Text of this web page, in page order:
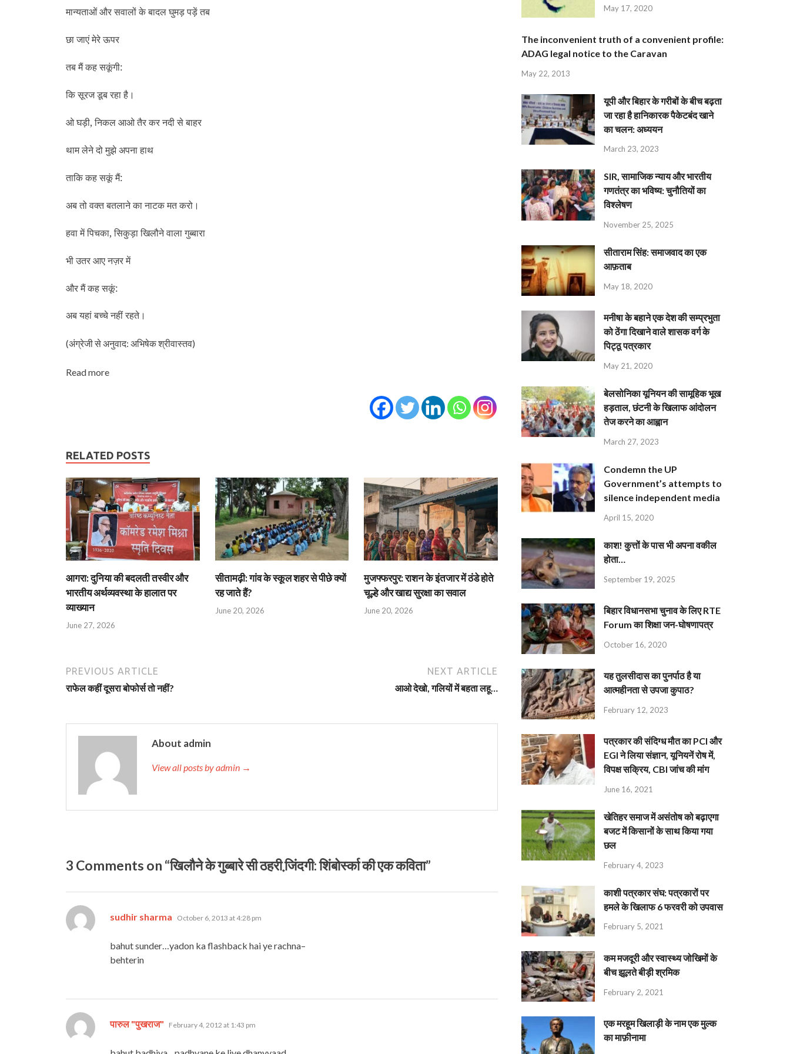
मान्‍यताओं और सवालों के बादल घुमड़ पड़ें तब
छा जाएं मेरे ऊपर
तब मैं कह सकूंगी:
कि सूरज डूब रहा है।
ओ घड़ी, निकल आओ तैर कर नदी से बाहर
थाम लेने दो मुझे अपना हाथ
ताकि कह सकूं मैं:
अब तो वक्‍त बतलाने का नाटक मत करो।
हवा में पिचका, सिकुड़ा खिलौने वाला गुब्‍बारा
भी उतर आए नज़र में
और मैं कह सकूं:
अब यहां बच्‍चे नहीं रहते।
(अंग्रेजी से अनुवाद: अभिषेक श्रीवास्‍तव)
Read more
RELATED POSTS
आगरा: दुनिया की बदलती तस्वीर और
भारतीय अर्थव्यवस्था के हालात पर
व्याख्यान
June 27, 2026
सीतामढ़ी: गांव के स्कूल शहर से पीछे क्यों
रह जाते हैं?
June 20, 2026
मुजफ्फरपुर: राशन के इंतजार में ठंडे होते
चूल्हे और खाद्य सुरक्षा का सवाल
June 20, 2026
PREVIOUS ARTICLE
राफेल कहीं दूसरा बोफोर्स तो नहीं?
NEXT ARTICLE
आओ देखो, गलियों में बहता लहू…
About admin
View all posts by admin →
3 Comments on “खिलौने के गुब्‍बारे सी ठहरी जि़ंदगी: शिंबोर्स्‍का की एक कविता”
sudhir sharma says:
October 6, 2013 at 4:28 pm
bahut sunder…yadon ka flashback hai ye rachna–
behterin
पारुल "पुखराज" says:
February 4, 2012 at 1:43 pm
May 17, 2020
The inconvenient truth of a convenient profile:
ADAG legal notice to the Caravan
May 22, 2013
यूपी और बिहार के गरीबों के बीच बढ़ता
जा रहा है हानिकारक पैकेटबंद खाने
का चलन: अध्ययन
March 23, 2023
SIR, सामाजिक न्याय और भारतीय
गणतंत्र का भविष्य: चुनौतियों का
विश्लेषण
November 25, 2025
सीताराम सिंह: समाजवाद का एक
आफ़ताब
May 18, 2020
मनीषा के बहाने एक देश की सम्प्रभुता
को ठेंगा दिखाने वाले शासक वर्ग के
पिट्ठू पत्रकार
May 21, 2020
बेलसोनिका यूनियन की सामूहिक भूख
हड़ताल, छंटनी के खिलाफ आंदोलन
तेज करने का आह्वान
March 27, 2023
Condemn the UP
Government’s attempts to
silence independent media
April 15, 2020
काश! कुत्तों के पास भी अपना वकील
होता…
September 19, 2025
बिहार विधानसभा चुनाव के लिए RTE
Forum का शिक्षा जन-घोषणापत्र
October 16, 2020
यह तुलसीदास का पुनर्पाठ है या
आत्महीनता से उपजा कुपाठ?
February 12, 2023
पत्रकार की संदिग्ध मौत का PCI और
EGI ने लिया संज्ञान, यूनियनें रोष में,
विपक्ष सक्रिय, CBI जांच की मांग
June 16, 2021
खेतिहर समाज में असंतोष को बढ़ाएगा
बजट में किसानों के साथ किया गया
छल
February 4, 2023
काशी पत्रकार संघ: पत्रकारों पर
हमले के खिलाफ 6 फरवरी को उपवास
February 5, 2021
कम मजदूरी और स्वास्थ्य जोखिमों के
बीच झूलते बीड़ी श्रमिक
February 2, 2021
एक मरहूम खिलाड़ी के नाम एक मुल्क
का माफ़ीनामा